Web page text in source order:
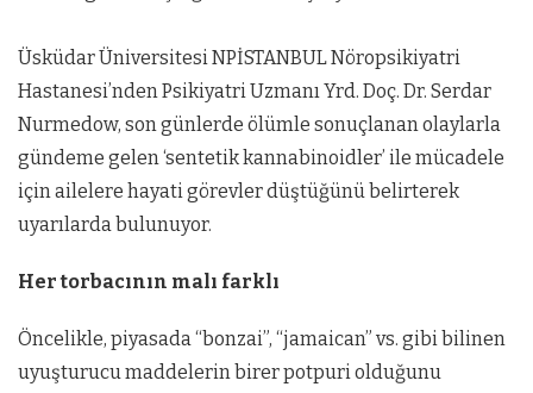
Üsküdar Üniversitesi NPİSTANBUL Nöropsikiyatri
Hastanesi’nden Psikiyatri Uzmanı Yrd. Doç. Dr. Serdar
Nurmedow, son günlerde ölümle sonuçlanan olaylarla
gündeme gelen ‘sentetik kannabinoidler’ ile mücadele
için ailelere hayati görevler düştüğünü belirterek
uyarılarda bulunuyor.
Her torbacının malı farklı
Öncelikle, piyasada “bonzai”, “jamaican” vs. gibi bilinen
uyuşturucu maddelerin birer potpuri olduğunu